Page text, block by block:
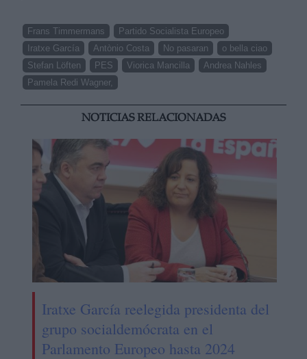
Frans Timmermans
Partido Socialista Europeo
Iratxe García
Antònio Costa No pasaran
o bella ciao
Stefan Löften
PES Viorica Mancilla
Andrea Nahles
Pamela Redi Wagner,
NOTICIAS RELACIONADAS
Iratxe García reelegida presidenta del
grupo socialdemócrata en el
Parlamento Europeo hasta 2024